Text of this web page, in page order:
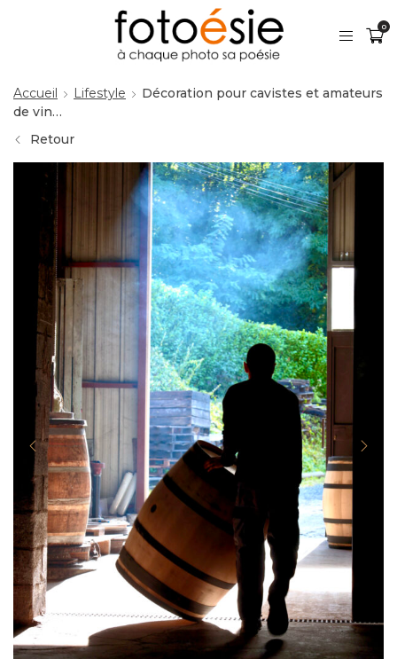
0
Accueil Lifestyle
Décoration pour cavistes et amateurs
de vin…
Retour